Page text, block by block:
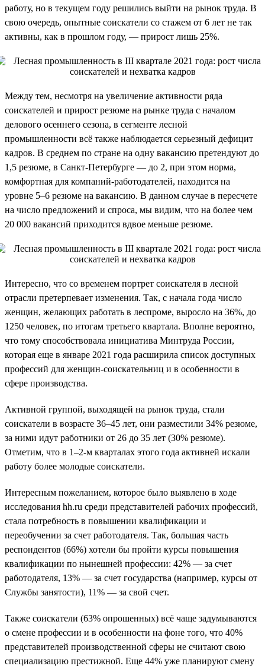
работу, но в текущем году решились выйти на рынок труда. В
свою очередь, опытные соискатели со стажем от 6 лет не так
активны, как в прошлом году, — прирост лишь 25%.
Между тем, несмотря на увеличение активности ряда
соискателей и прирост резюме на рынке труда с началом
делового осеннего сезона, в сегменте лесной
промышленности всё также наблюдается серьезный дефицит
кадров. В среднем по стране на одну вакансию претендуют до
1,5 резюме, в Санкт-Петербурге — до 2, при этом норма,
комфортная для компаний-работодателей, находится на
уровне 5–6 резюме на вакансию. В данном случае в пересчете
на число предложений и спроса, мы видим, что на более чем
20 000 вакансий приходится вдвое меньше резюме.
Интересно, что со временем портрет соискателя в лесной
отрасли претерпевает изменения. Так, с начала года число
женщин, желающих работать в леспроме, выросло на 36%, до
1250 человек, по итогам третьего квартала. Вполне вероятно,
что тому способствовала инициатива Минтруда России,
которая еще в январе 2021 года расширила список доступных
профессий для женщин-соискательниц и в особенности в
сфере производства.
Активной группой, выходящей на рынок труда, стали
соискатели в возрасте 36–45 лет, они разместили 34% резюме,
за ними идут работники от 26 до 35 лет (30% резюме).
Отметим, что в 1–2-м кварталах этого года активней искали
работу более молодые соискатели.
Интересным пожеланием, которое было выявлено в ходе
исследования hh.ru среди представителей рабочих профессий,
стала потребность в повышении квалификации и
переобучении за счет работодателя. Так, большая часть
респондентов (66%) хотели бы пройти курсы повышения
квалификации по нынешней профессии: 42% — за счет
работодателя, 13% — за счет государства (например, курсы от
Службы занятости), 11% — за свой счет.
Также соискатели (63% опрошенных) всё чаще задумываются
о смене профессии и в особенности на фоне того, что 40%
представителей производственной сферы не считают свою
специализацию престижной. Еще 44% уже планируют смену